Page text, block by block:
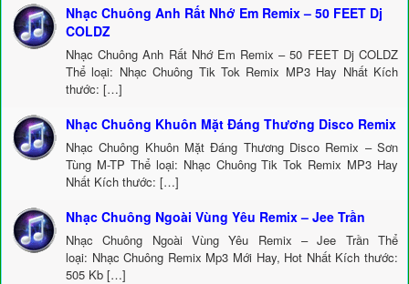
Nhạc Chuông Anh Rất Nhớ Em Remix – 50 FEET Dj
COLDZ
Nhạc Chuông Anh Rất Nhớ Em Remix – 50 FEET Dj COLDZ
Thể loại: Nhạc Chuông Tik Tok Remix MP3 Hay Nhất Kích
thước: […]
Nhạc Chuông Khuôn Mặt Đáng Thương Disco Remix
Nhạc Chuông Khuôn Mặt Đáng Thương Disco Remix – Sơn
Tùng M-TP Thể loại: Nhạc Chuông Tik Tok Remix MP3 Hay
Nhất Kích thước: […]
Nhạc Chuông Ngoài Vùng Yêu Remix – Jee Trần
Nhạc Chuông Ngoài Vùng Yêu Remix – Jee Trần Thể
loại: Nhạc Chuông Remix Mp3 Mới Hay, Hot Nhất Kích thước:
505 Kb […]